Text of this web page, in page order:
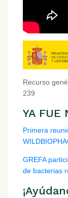
Recurso
239
YA FUE
Primera
GREFA
de bacterias